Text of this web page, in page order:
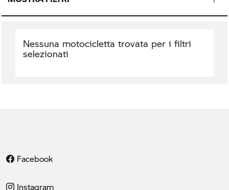
Nessuna motocicletta trovata per i filtri
selezionati
Facebook
Instagram